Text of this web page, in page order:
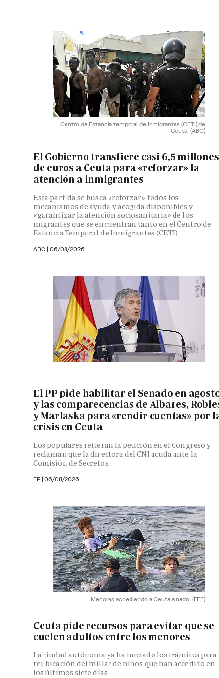
Centro de Estancia temporal de Inmigrantes (CETI) de
Ceuta. (ABC)
El Gobierno transfiere casi 6,5 millones
de euros a Ceuta para «reforzar» la
atención a inmigrantes
Esta partida se busca «reforzar» todos los
mecanismos de ayuda y acogida disponibles y
«garantizar la atención sociosanitaria» de los
migrantes que se encuentran tanto en el Centro de
Estancia Temporal de Inmigrantes (CETI)
ABC | 06/08/2026
El PP pide habilitar el Senado en
y las comparecencias de Albares,
y Marlaska para «rendir cuentas» por
crisis en Ceuta
Los populares reiteran la petición en el Congreso y
reclaman que la directora del CNI acuda ante la
Comisión de Secretos
EP | 06/08/2026
Menores accediendo a Ceuta a nado. (EFE)
Ceuta pide recursos para evitar que se
cuelen adultos entre los menores
La ciudad autónoma ya ha iniciado los trámites para
reubicación del millar de niños que han accedido en
los últimos siete días